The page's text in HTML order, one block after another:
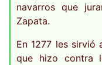
navarros que
Zapata.
En 1277 les sirvió
que hizo contra